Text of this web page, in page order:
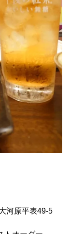
河原平表49-5